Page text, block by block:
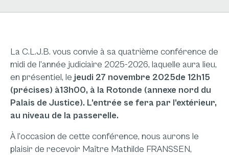
La C.L.J.B. vous convie à sa quatrième conférence de
midi de l’année judiciaire 2025-2026, laquelle aura lieu,
en présentiel, le jeudi 27 novembre 2025de 12h15
(précises) à13h00, à la Rotonde (annexe nord du
Palais de Justice). L’entrée se fera par l’extérieur,
au niveau de la passerelle.
À l’occasion de cette conférence, nous aurons le
plaisir de recevoir Maître Mathilde FRANSSEN,